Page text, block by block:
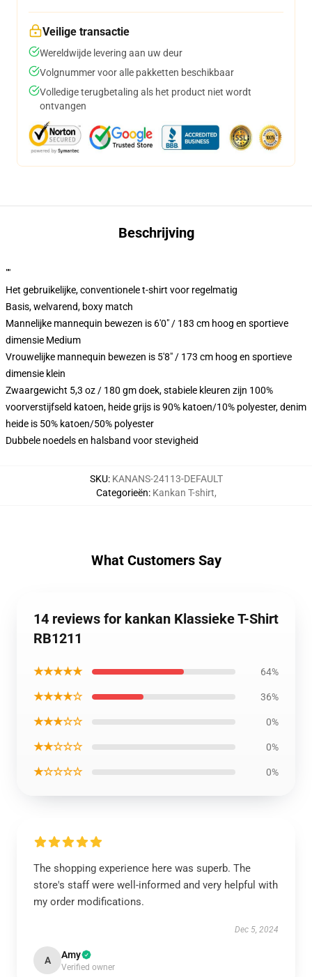
Veilige transactie
Wereldwijde levering aan uw deur
Volgnummer voor alle pakketten beschikbaar
Volledige terugbetaling als het product niet wordt
ontvangen
Beschrijving
""
Het gebruikelijke, conventionele t-shirt voor regelmatig
Basis, welvarend, boxy match
Mannelijke mannequin bewezen is 6'0" / 183 cm hoog en sportieve
dimensie Medium
Vrouwelijke mannequin bewezen is 5'8" / 173 cm hoog en sportieve
dimensie klein
Zwaargewicht 5,3 oz / 180 gm doek, stabiele kleuren zijn 100%
voorverstijfseld katoen, heide grijs is 90% katoen/10% polyester, denim
heide is 50% katoen/50% polyester
Dubbele noedels en halsband voor stevigheid
SKU: KANANS-24113-DEFAULT
Categorieën: Kankan T-shirt,
What Customers Say
14 reviews for kankan Klassieke T-Shirt
RB1211
★★★★★ 64%
★★★★☆ 36%
★★★☆☆ 0%
★★☆☆☆ 0%
★☆☆☆☆ 0%
The shopping experience here was superb. The
store's staff were well-informed and very helpful with
my order modifications.
Dec 5, 2024
A Amy
Verified owner